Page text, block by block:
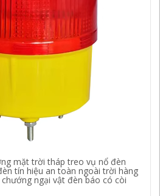
mặt trời tháp treo vụ nổ đèn
tín hiệu an toàn ngoài trời hàng
ngại vật đèn báo có còi